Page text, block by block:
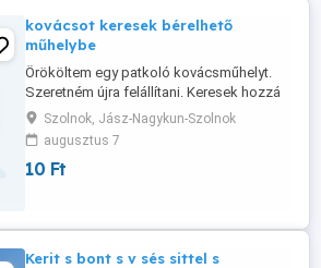
kovácsot keresek bérelhető
műhelybe
Örököltem egy patkoló kovácsműhelyt.
Szeretném újra felállítani. Keresek hozzá
egy kovácsot, aki kibérelné és segítene a
helyreállításban. Ez beleszámít a bérleti
díjba. Szolnok megye, Szolnoktól 10 km
re van a műhely. Tehát érdemes a
Szolnok, Jász-Nagykun-Szolnok
augusztus 7
10 Ft
Kerit s bont s v sés sittel s